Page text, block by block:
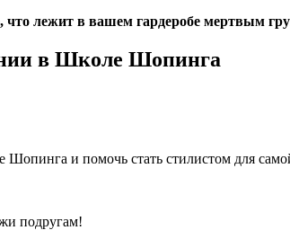
что лежит в вашем гардеробе мертвым
в Школе Шопинга
Шопинга и помочь стать стилистом для
подругам!